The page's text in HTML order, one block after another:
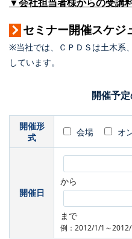
セミナー開催スケジ
※当社では、ＣＰＤＳは土木系
しています。
開催予
開催形
式
会場 オ
開催日
から
まで
例：2012/1/1～